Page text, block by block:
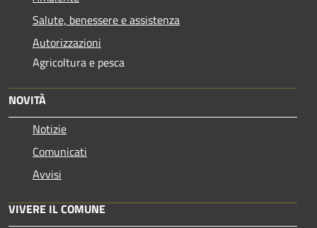
Salute, benessere e assistenza
Autorizzazioni
Agricoltura e pesca
NOVITÀ
Notizie
Comunicati
Avvisi
VIVERE IL COMUNE